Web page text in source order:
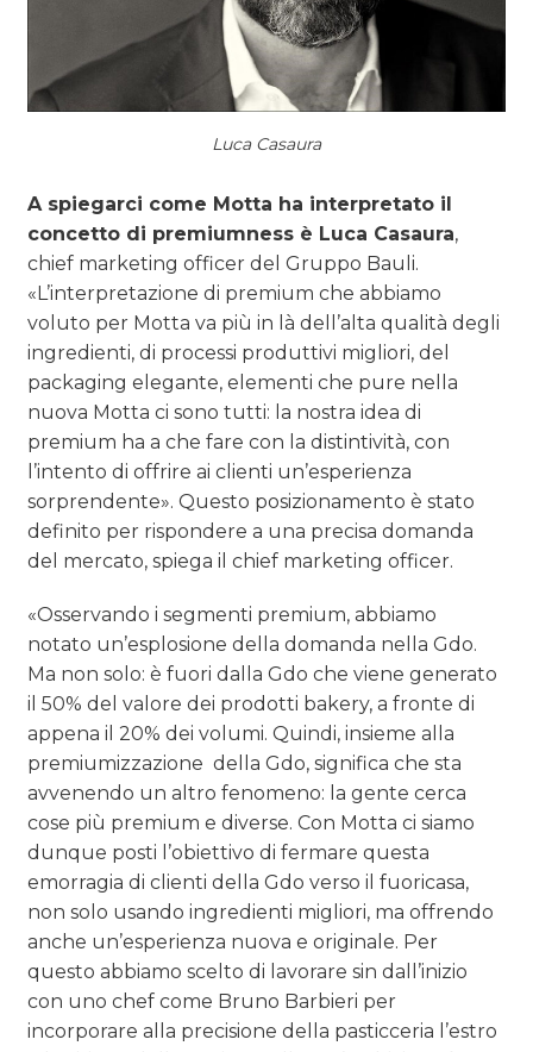
Luca Casaura
A spiegarci come Motta ha interpretato il
concetto di premiumness è Luca Casaura,
chief marketing officer del Gruppo Bauli.
«L’interpretazione di premium che abbiamo
voluto per Motta va più in là dell’alta qualità degli
ingredienti, di processi produttivi migliori, del
packaging elegante, elementi che pure nella
nuova Motta ci sono tutti: la nostra idea di
premium ha a che fare con la distintività, con
l’intento di offrire ai clienti un’esperienza
sorprendente». Questo posizionamento è stato
definito per rispondere a una precisa domanda
del mercato, spiega il chief marketing officer.
«Osservando i segmenti premium, abbiamo
notato un’esplosione della domanda nella Gdo.
Ma non solo: è fuori dalla Gdo che viene generato
il 50% del valore dei prodotti bakery, a fronte di
appena il 20% dei volumi. Quindi, insieme alla
premiumizzazione della Gdo, significa che sta
avvenendo un altro fenomeno: la gente cerca
cose più premium e diverse. Con Motta ci siamo
dunque posti l’obiettivo di fermare questa
emorragia di clienti della Gdo verso il fuoricasa,
non solo usando ingredienti migliori, ma offrendo
anche un’esperienza nuova e originale. Per
questo abbiamo scelto di lavorare sin dall’inizio
con uno chef come Bruno Barbieri per
incorporare alla precisione della pasticceria l’estro